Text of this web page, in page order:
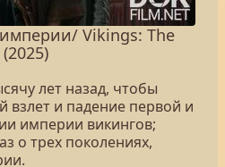
Vikings: The
лет назад, чтобы
взлет и падение первой и
империи викингов;
о трех поколениях,